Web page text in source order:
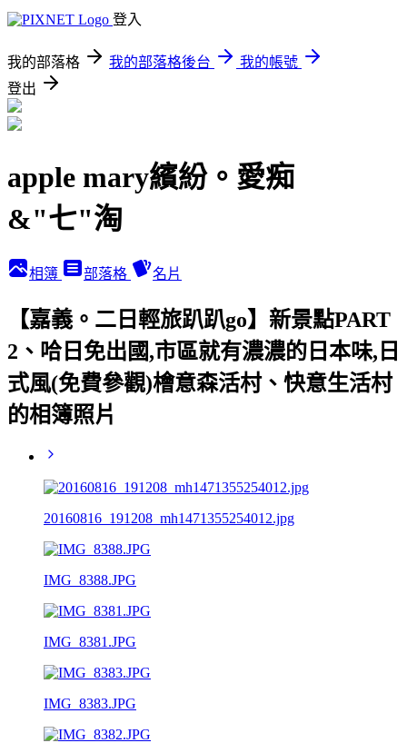
登入
我的部落格 我的部落格後台
我的帳號
登出
apple mary繽紛。愛痴
&"七"淘
相簿 部落格 名片
【嘉義。二日輕旅趴趴go】新景點PART
2、哈日免出國,市區就有濃濃的日本味,日
式風(免費參觀)檜意森活村、快意生活村
的相簿照片
20160816_191208_mh1471355254012.jpg
IMG_8388.JPG
IMG_8381.JPG
IMG_8383.JPG